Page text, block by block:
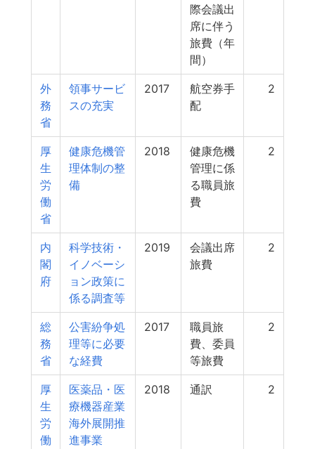
際会議出
席に伴う
旅費（年
間）
外
務
省
領事サービ
スの充実
2017
航空券手
配
2
厚
生
労
働
省
健康危機管
理体制の整
備
2018
健康危機
管理に係
る職員旅
費
2
内
閣
府
科学技術・
イノベーシ
ョン政策に
係る調査等
2019
会議出席
旅費
2
総
務
省
公害紛争処
理等に必要
な経費
2017
職員旅
費、委員
等旅費
2
厚
生
労
働
医薬品・医
療機器産業
海外展開推
進事業
2018 通訳 2